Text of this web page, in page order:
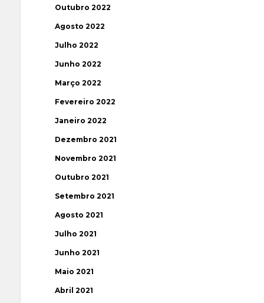
Outubro 2022
Agosto 2022
Julho 2022
Junho 2022
Março 2022
Fevereiro 2022
Janeiro 2022
Dezembro 2021
Novembro 2021
Outubro 2021
Setembro 2021
Agosto 2021
Julho 2021
Junho 2021
Maio 2021
Abril 2021